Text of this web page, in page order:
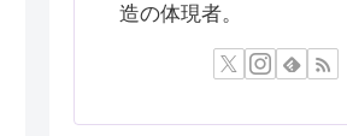
造の体現者。